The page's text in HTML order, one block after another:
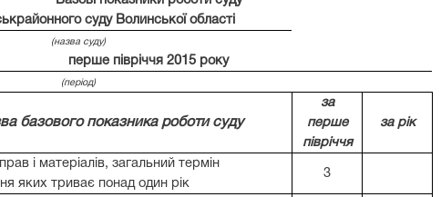
суду Волинської області
(назва суду)
перше півріччя 2015 року
(період)
базового показника роботи суду
за
перше
півріччя
за рік
і матеріалів, загальний термін
яких триває понад один рік
3